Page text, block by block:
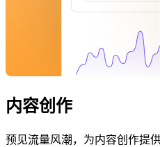
内容创作
预见流量风潮，为内容创作提